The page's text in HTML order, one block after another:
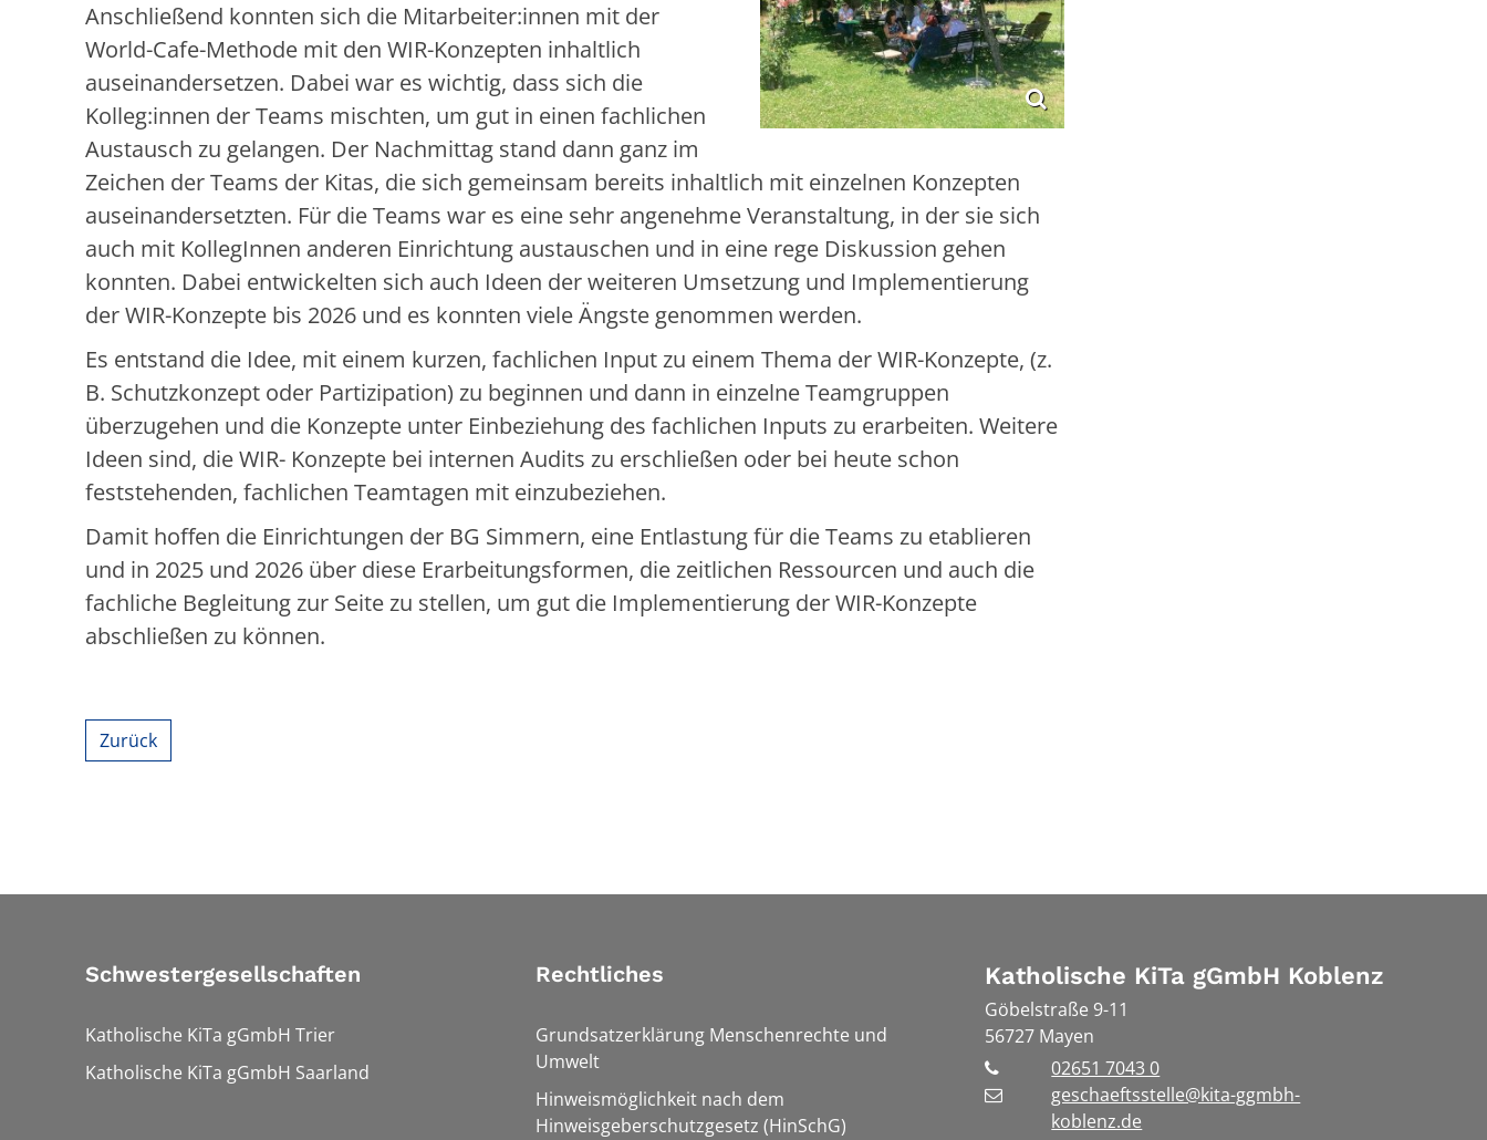
Anschließend konnten sich die Mitarbeiter:innen mit der
World-Cafe-Methode mit den WIR-Konzepten inhaltlich
auseinandersetzen. Dabei war es wichtig, dass sich die
Kolleg:innen der Teams mischten, um gut in einen fachlichen
Austausch zu gelangen. Der Nachmittag stand dann ganz im
Zeichen der Teams der Kitas, die sich gemeinsam bereits inhaltlich mit einzelnen Konzepten
auseinandersetzten. Für die Teams war es eine sehr angenehme Veranstaltung, in der sie sich
auch mit KollegInnen anderen Einrichtung austauschen und in eine rege Diskussion gehen
konnten. Dabei entwickelten sich auch Ideen der weiteren Umsetzung und Implementierung
der WIR-Konzepte bis 2026 und es konnten viele Ängste genommen werden.
Es entstand die Idee, mit einem kurzen, fachlichen Input zu einem Thema der WIR-Konzepte, (z.
B. Schutzkonzept oder Partizipation) zu beginnen und dann in einzelne Teamgruppen
überzugehen und die Konzepte unter Einbeziehung des fachlichen Inputs zu erarbeiten. Weitere
Ideen sind, die WIR- Konzepte bei internen Audits zu erschließen oder bei heute schon
feststehenden, fachlichen Teamtagen mit einzubeziehen.
Damit hoffen die Einrichtungen der BG Simmern, eine Entlastung für die Teams zu etablieren
und in 2025 und 2026 über diese Erarbeitungsformen, die zeitlichen Ressourcen und auch die
fachliche Begleitung zur Seite zu stellen, um gut die Implementierung der WIR-Konzepte
abschließen zu können.
Zurück
Schwestergesellschaften
Katholische KiTa gGmbH Trier
Katholische KiTa gGmbH Saarland
Rechtliches
Grundsatzerklärung Menschenrechte und
Umwelt
Hinweismöglichkeit nach dem
Hinweisgeberschutzgesetz (HinSchG)
Katholische KiTa gGmbH Koblenz
Göbelstraße 9-11
56727 Mayen
02651 7043 0
geschaeftsstelle@kita-ggmbh-
koblenz.de